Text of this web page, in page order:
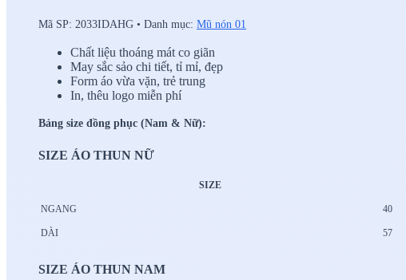
Mã SP: 2033IDAHG • Danh mục: Mũ nón 01
Chất liệu thoáng mát co giãn
May sắc sảo chi tiết, tỉ mỉ, đẹp
Form áo vừa vặn, trẻ trung
In, thêu logo miễn phí
Bảng size đồng phục (Nam & Nữ):
SIZE ÁO THUN NỮ
SIZE
NGANG 40
DÀI 57
SIZE ÁO THUN NAM